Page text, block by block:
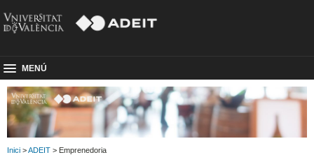
MENÚ
Inici >ADEIT > Emprenedoria